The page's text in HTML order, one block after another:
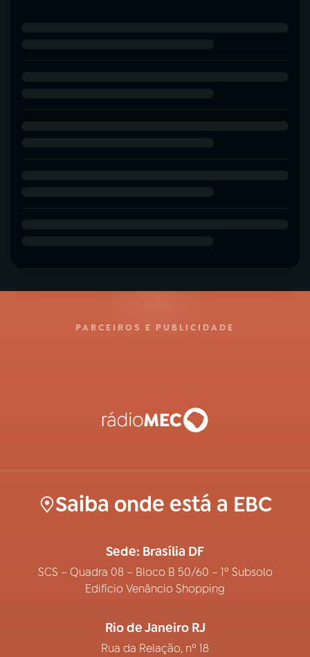
PARCEIROS E PUBLICIDADE
Saiba onde está a EBC
Sede: Brasília DF
SCS – Quadra 08 – Bloco B 50/60 – 1º Subsolo
Edifício Venâncio Shopping
Rio de Janeiro RJ
Rua da Relação, nº 18